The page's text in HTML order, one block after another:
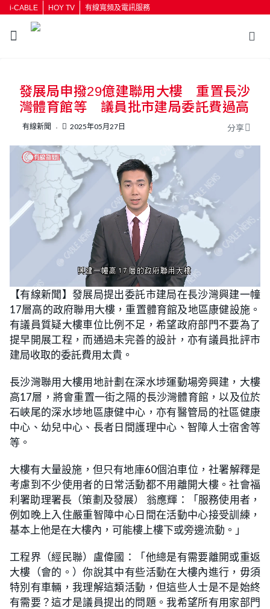
i-CABLE HOY TV 有線寬頻及電訊服務
發展局申撥29億建聯用大樓 重置長沙
灣體育館等 議員批市建局委託費過高
有線新聞 2025年05月27日 分享
n
m
t
e
o
a
d
e
d
:
1
7
0
9
【有線新聞】發展局提出委託市建局在長沙灣興建一幢
17層高的政府聯用大樓，重置體育館及地區康健設施。
有議員質疑大樓車位比例不足，希望政府部門不要為了
提早開展工程，而通過未完善的設計，亦有議員批評市
建局收取的委託費用太貴。
長沙灣聯用大樓用地計劃在深水埗運動場旁興建，大樓
高17層，將會重置一街之隔的長沙灣體育館，以及位於
石峽尾的深水埗地區康健中心，亦有醫管局的社區健康
中心、幼兒中心、長者日間護理中心、智障人士宿舍等
等。
大樓有大量設施，但只有地庫60個泊車位，社署解釋是
考慮到不少使用者的日常活動都不用離開大樓。社會福
利署助理署長（策劃及發展） 翁應輝：「服務使用者，
例如晚上入住嚴重智障中心日間在活動中心接受訓練，
基本上他是在大樓內，可能樓上樓下或旁邊流動。」
工程界（經民聯）盧偉國：「他總是有需要離開或重返
大樓（會的。）你說其中有些活動在大樓內進行，毋須
特別有車輛，我理解這類活動，但這些人士是不是始終
有需要？這才是議員提出的問題。我希望所有用家部門